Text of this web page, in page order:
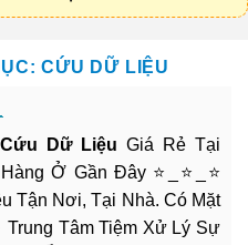
CỨU DỮ LIỆU
Cứu Dữ LiệuGiá Rẻ Tại
Ở Gần Đây ⭐_⭐_⭐
Tận Nơi, Tại Nhà. Có Mặt
Trung Tâm Tiệm Xử Lý Sự